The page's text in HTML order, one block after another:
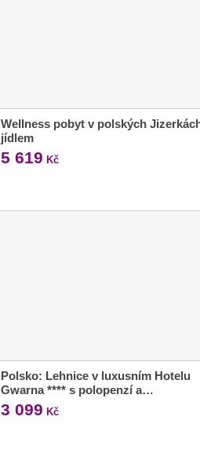
Wellness pobyt v polských
jídlem
5 619 Kč
Polsko: Lehnice v luxusním Hotelu
Gwarna **** s polopenzí a…
3 099 Kč